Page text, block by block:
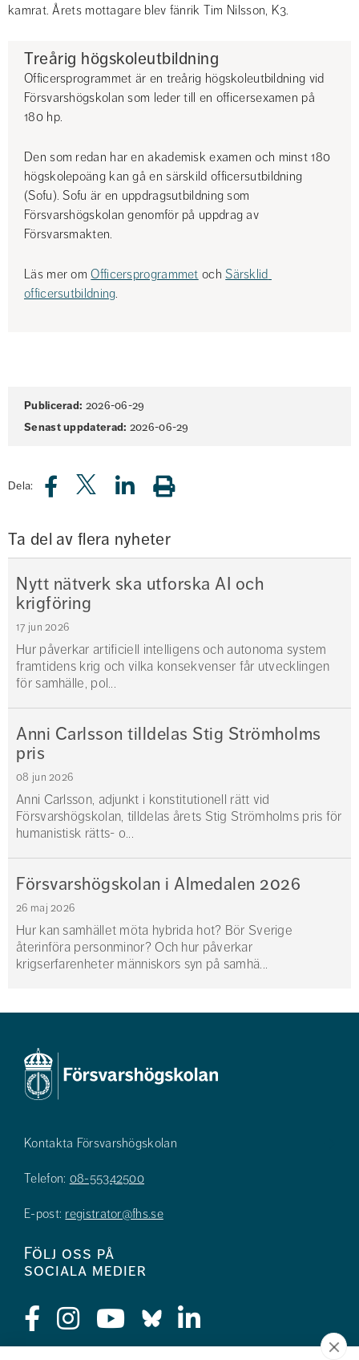
kamrat. Årets mottagare blev fänrik Tim Nilsson, K3.
Treårig högskoleutbildning
Officersprogrammet är en treårig högskoleutbildning vid
Försvarshögskolan som leder till en officersexamen på
180 hp.
Den som redan har en akademisk examen och minst 180
högskolepoäng kan gå en särskild officersutbildning
(Sofu). Sofu är en uppdragsutbildning som
Försvarshögskolan genomför på uppdrag av
Försvarsmakten.
Läs mer om Officersprogrammet och Särsklid
officersutbildning.
Publicerad: 2026-06-29
Senast uppdaterad: 2026-06-29
Dela:
Ta del av flera nyheter
Nytt nätverk ska utforska AI och
krigföring
17 jun 2026
Hur påverkar artificiell intelligens och autonoma system
framtidens krig och vilka konsekvenser får utvecklingen
för samhälle, pol...
Anni Carlsson tilldelas Stig Strömholms
pris
08 jun 2026
Anni Carlsson, adjunkt i konstitutionell rätt vid
Försvarshögskolan, tilldelas årets Stig Strömholms pris för
humanistisk rätts- o...
Försvarshögskolan i Almedalen 2026
26 maj 2026
Hur kan samhället möta hybrida hot? Bör Sverige
återinföra personminor? Och hur påverkar
krigserfarenheter människors syn på samhä...
Kontakta Försvarshögskolan
Telefon: 08-55342500
E-post: registrator@fhs.se
Följ oss på
sociala medier